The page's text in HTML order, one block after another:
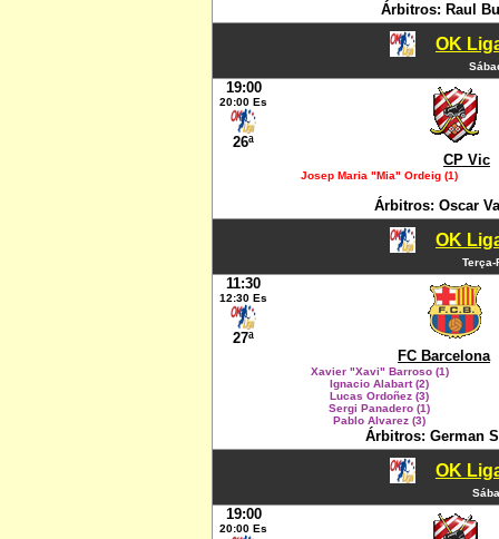
Árbitros: Raul
OK
19:00
20:00 Es
26ª
CP Vic
Josep Maria "Mia" Ordeig (1)
Árbitros: Oscar
OK
Terça-
11:30
12:30 Es
27ª
FC Barcelona
Xavier "Xavi" Barroso (1)
Ignacio Alabart (2)
Lucas Ordoñez (3)
Sergi Panadero (1)
Pablo Alvarez (3)
Árbitros: German
OK
19:00
20:00 Es